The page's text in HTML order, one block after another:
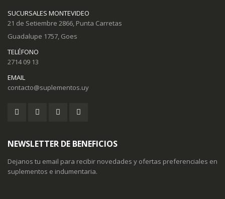
SUCURSALES MONTEVIDEO
21 de Setiembre 2866, Punta Carretas
Guadalupe 1757, Goes
TELÉFONO
2714 09 13
EMAIL
contacto@suplementos.uy
NEWSLETTER DE BENEFICIOS
Dejanos tu email para recibir novedades y ofertas preferenciales en
suplementos e indumentaria.